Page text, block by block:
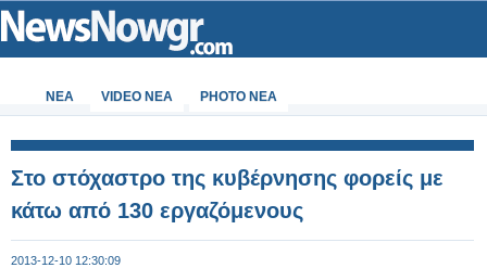
ΝΕΑ VIDEO NEA PHOTO NEA
Στο στόχαστρο της κυβέρνησης φορείς με
κάτω από 130 εργαζόμενους
2013-12-10 12:30:09